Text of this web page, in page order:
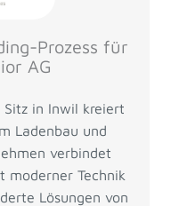
Prozess für
AG
Sitz in Inwil kreiert
Ladenbau und
verbindet
moderner Technik
Lösungen von